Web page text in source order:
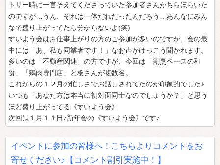
トリー時に一言そえてくださっていた参加者さんがちらほらいた
のですが…うん、それは一体だれだったんだろう…あんなにみん
なで盛り上がってたら分からないよ(笑)
すいよう会はお仕事上がりの方のご参加が多いのですが、会の最
中には「あ、私も同業者です！」なお声がけっこう聞かれます。
多いのは「不動産関連」の方ですが、今回は「割烹ベースの和
食」「鶏肉専門店」と板さんが複数名。
これからの１２月の忙しさでお話しされてたのが印象的でした♪
いつも「あなた方は本当に初対面同士なのでしょうか？」と思う
ほど盛り上がってる《すいよう会》
次回は１月１１日♪新年会の《すいよう会》です♪
イベントに参加の皆様へ！こちらよりコメントをお
寄せください♪【コメント割引実施中！】